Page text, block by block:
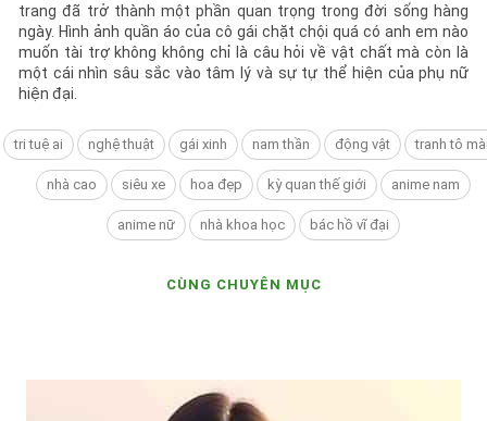
trang đã trở thành một phần quan trọng trong đời sống hàng
ngày. Hình ảnh quần áo của cô gái chặt chội quá có anh em nào
muốn tài trợ không không chỉ là câu hỏi về vật chất mà còn là
một cái nhìn sâu sắc vào tâm lý và sự tự thể hiện của phụ nữ
hiện đại.
tri tuệ ai nghệ thuật gái xinh nam thần động vật tranh tô
nhà cao siêu xe hoa đẹp kỳ quan thế giới anime nam
anime nữ nhà khoa học bác hồ vĩ đại
CÙNG CHUYÊN MỤC